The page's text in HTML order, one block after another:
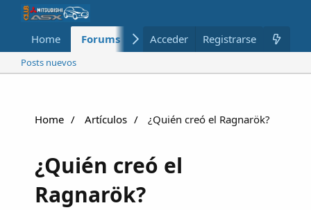
Home Forums Nuevo Miembros
Acceder Registrarse
Posts nuevos
Home Artículos ¿Quién creó el Ragnarök?
¿Quién creó el
Ragnarök?